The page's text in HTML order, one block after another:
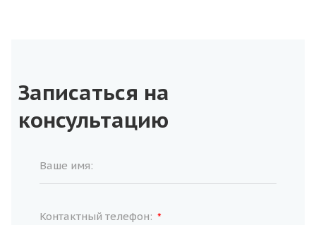
Записаться на
консультацию
Ваше имя:
Контактный телефон: *